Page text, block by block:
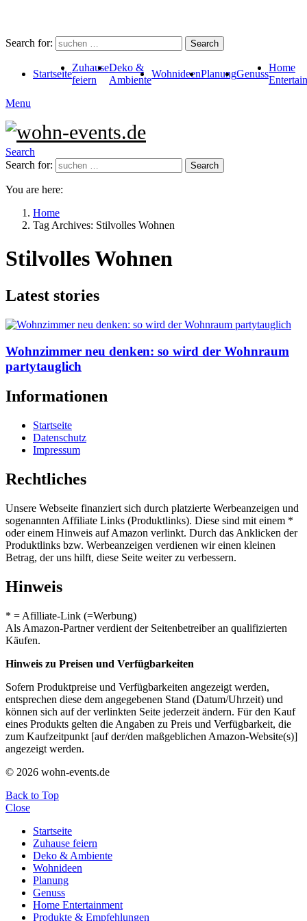
Search for: Search
Startseite
Zuhause
feiern
Deko &
Ambiente
WohnideenPlanungGenuss
Home
Menu
Search
Search for:
Search
You are here:
Home
Tag Archives: Stilvolles Wohnen
Stilvolles Wohnen
Latest stories
Wohnzimmer neu denken: so wird der Wohnraum
partytauglich
Informationen
Startseite
Datenschutz
Impressum
Rechtliches
Unsere Webseite finanziert sich durch platzierte Werbeanzeigen und
sogenannten Affiliate Links (Produktlinks). Diese sind mit einem *
oder einem Hinweis auf Amazon verlinkt. Durch das Anklicken der
Produktlinks bzw. Werbeanzeigen verdienen wir einen kleinen
Betrag, der uns hilft, diese Seite weiter zu verbessern.
Hinweis
* = Afilliate-Link (=Werbung)
Als Amazon-Partner verdient der Seitenbetreiber an qualifizierten
Käufen.
Hinweis zu Preisen und Verfügbarkeiten
Sofern Produktpreise und Verfügbarkeiten angezeigt werden,
entsprechen diese dem angegebenen Stand (Datum/Uhrzeit) und
können sich auf der verlinkten Seite jederzeit ändern. Für den Kauf
eines Produkts gelten die Angaben zu Preis und Verfügbarkeit, die
zum Kaufzeitpunkt [auf der/den maßgeblichen Amazon-Website(s)]
angezeigt werden.
© 2026 wohn-events.de
Back to Top
Close
Startseite
Zuhause feiern
Deko & Ambiente
Wohnideen
Planung
Genuss
Home Entertainment
Produkte & Empfehlungen